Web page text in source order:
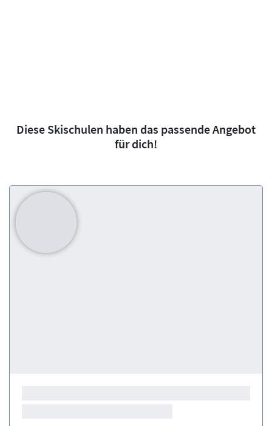
Diese Skischulen haben das passende Angebot
für dich!